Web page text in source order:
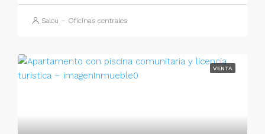
Salou – Oficinas centrales
VENTA